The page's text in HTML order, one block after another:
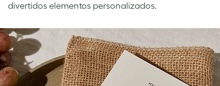
divertidos elementos personalizados.